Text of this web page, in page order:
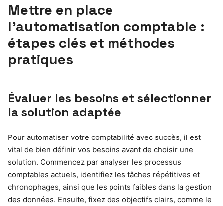
Mettre en place
l’automatisation comptable :
étapes clés et méthodes
pratiques
Évaluer les besoins et sélectionner
la solution adaptée
Pour automatiser votre comptabilité avec succès, il est
vital de bien définir vos besoins avant de choisir une
solution. Commencez par analyser les processus
comptables actuels, identifiez les tâches répétitives et
chronophages, ainsi que les points faibles dans la gestion
des données. Ensuite, fixez des objectifs clairs, comme le